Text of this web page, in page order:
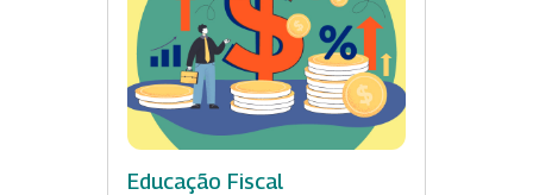
Educação Fiscal